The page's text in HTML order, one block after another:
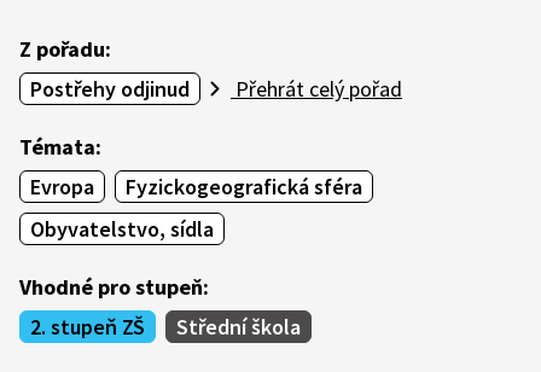
Z pořadu:
Postřehy odjinud
Přehrát celý pořad
Témata:
Evropa
Fyzickogeografická sféra
Obyvatelstvo, sídla
Vhodné pro stupeň:
2. stupeň ZŠ
Střední škola